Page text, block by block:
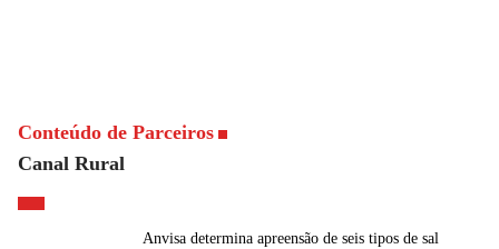
Conteúdo de Parceiros
Canal Rural
Anvisa determina apreensão de seis tipos de sal